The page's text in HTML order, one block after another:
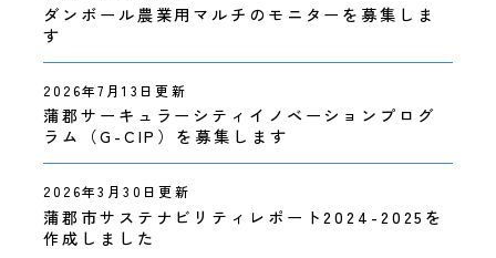
ダンボール農業用マルチのモニターを募集しま
す
2026年7月13日更新
蒲郡サーキュラーシティイノベーションプログ
ラム（G-CIP）を募集します
2026年3月30日更新
蒲郡市サステナビリティレポート2024-2025を
作成しました